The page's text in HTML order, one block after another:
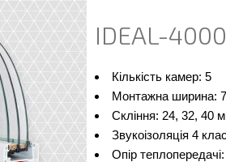
IDEAL-4000
Кількість камер: 5
Монтажна ширина:
Скління: 24, 32, 40
Звукоізоляція 4
Опір